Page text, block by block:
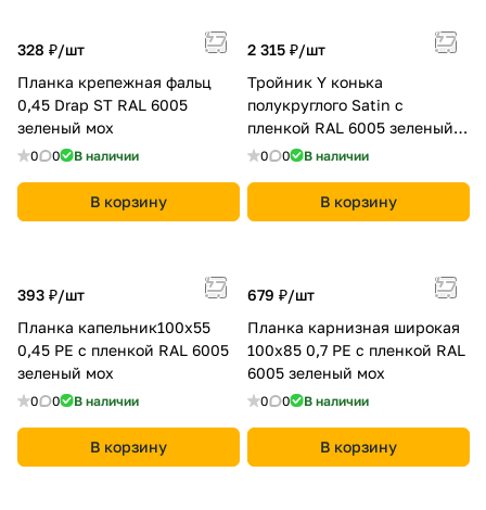
328 ₽/шт
Планка крепежная фальц
0,45 Drap ST RAL 6005
зеленый мох
0 0 В наличии
В корзину
2 315 ₽/шт
Тройник Y конька
полукруглого Satin с
пленкой RAL 6005 зеленый
мох
0 0 В наличии
В корзину
393 ₽/шт
Планка капельник100х55
0,45 PE с пленкой RAL 6005
зеленый мох
0 0 В наличии
В корзину
679 ₽/шт
Планка карнизная широкая
100х85 0,7 PE с пленкой RAL
6005 зеленый мох
0 0 В наличии
В корзину